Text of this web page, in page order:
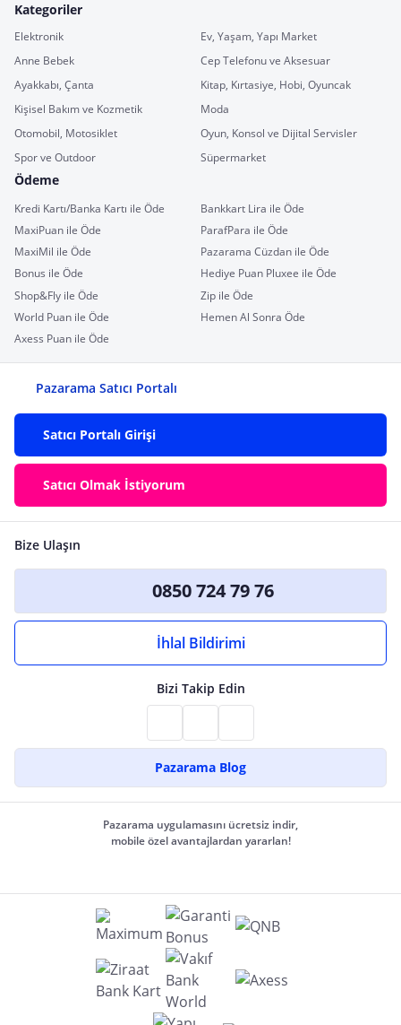
Kategoriler
Elektronik
Ev, Yaşam, Yapı Market
Anne Bebek
Cep Telefonu ve Aksesuar
Ayakkabı, Çanta
Kitap, Kırtasiye, Hobi, Oyuncak
Kişisel Bakım ve Kozmetik
Moda
Otomobil, Motosiklet
Oyun, Konsol ve Dijital Servisler
Spor ve Outdoor
Süpermarket
Ödeme
Kredi Kartı/Banka Kartı ile Öde
Bankkart Lira ile Öde
MaxiPuan ile Öde
ParafPara ile Öde
MaxiMil ile Öde
Pazarama Cüzdan ile Öde
Bonus ile Öde
Hediye Puan Pluxee ile Öde
Shop&Fly ile Öde
Zip ile Öde
World Puan ile Öde
Hemen Al Sonra Öde
Axess Puan ile Öde
Pazarama Satıcı Portalı
Satıcı Portalı Girişi
Satıcı Olmak İstiyorum
Bize Ulaşın
0850 724 79 76
İhlal Bildirimi
Bizi Takip Edin
Pazarama Blog
Pazarama uygulamasını ücretsiz indir,
mobile özel avantajlardan yararlan!